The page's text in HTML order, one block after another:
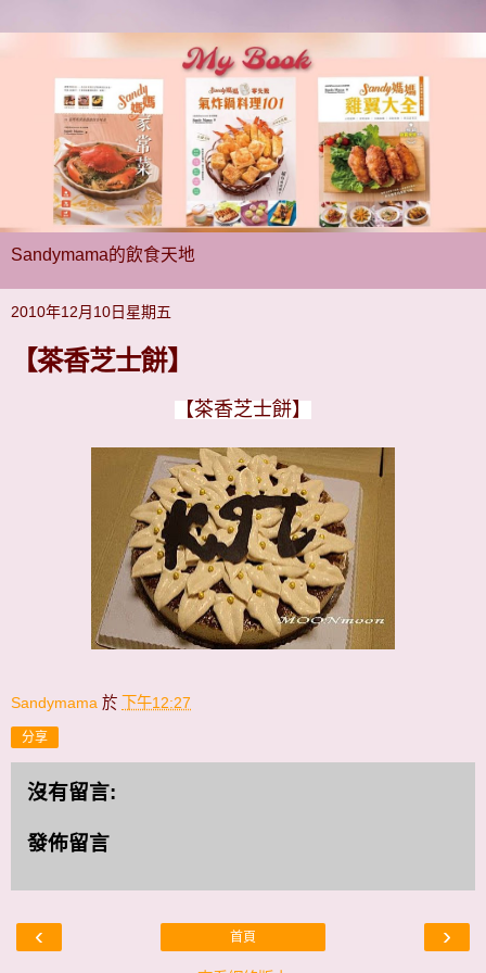
Sandymama的飲食天地
2010年12月10日星期五
【茶香芝士餅】
【茶香芝士餅】
Sandymama 於 下午12:27
分享
沒有留言:
發佈留言
‹ ›
首頁